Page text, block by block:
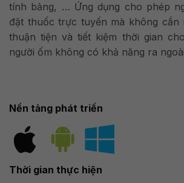
tính bảng, … Ứng dụng cho phép
đặt thuốc trực tuyến mà không cần
thuận tiện và tiết kiệm thời gian
người ốm không có khả năng ra
Nền tảng phát triển
Thời gian thực hiện